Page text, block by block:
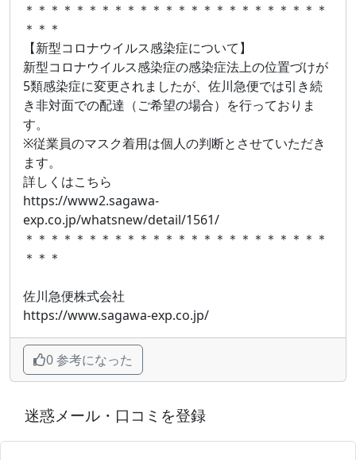
＊＊＊＊＊＊＊＊＊＊＊＊＊＊＊＊＊＊＊＊＊＊＊＊
＊＊＊
【新型コロナウイルス感染症について】
新型コロナウイルス感染症の感染症法上の位置づけが
5類感染症に変更されましたが、佐川急便では引き続
き非対面での配達（ご希望の場合）を行っておりま
す。
※従業員のマスク着用は個人の判断とさせていただき
ます。
詳しくはこちら
https://www2.sagawa-
exp.co.jp/whatsnew/detail/1561/
＊＊＊＊＊＊＊＊＊＊＊＊＊＊＊＊＊＊＊＊＊＊＊＊
＊＊＊
佐川急便株式会社
https://www.sagawa-exp.co.jp/
0 参考になった
迷惑メール・口コミを登録